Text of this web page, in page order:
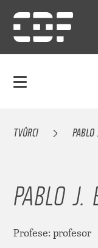
TVŮRCI
PABLO J.
Profese: profesor